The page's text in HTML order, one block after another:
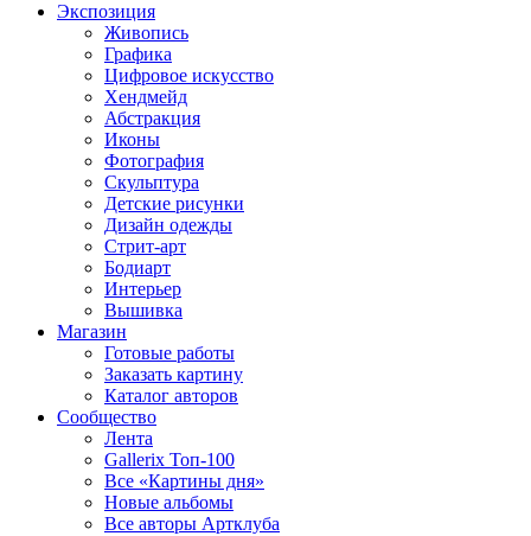
Экспозиция
Живопись
Графика
Цифровое искусство
Хендмейд
Абстракция
Иконы
Фотография
Скульптура
Детские рисунки
Дизайн одежды
Стрит-арт
Бодиарт
Интерьер
Вышивка
Магазин
Готовые работы
Заказать картину
Каталог авторов
Сообщество
Лента
Gallerix Топ-100
Все «Картины дня»
Новые альбомы
Все авторы Артклуба